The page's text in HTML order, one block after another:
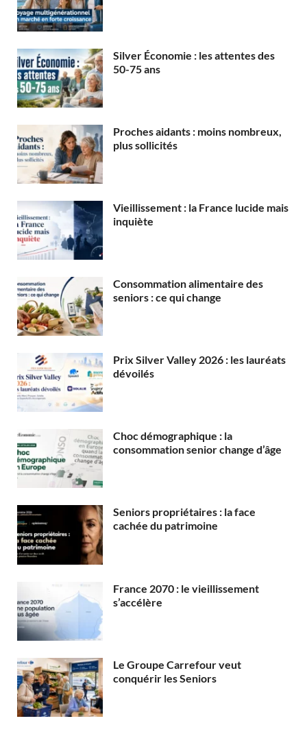
Silver Économie : les attentes des
50-75 ans
Proches aidants : moins nombreux,
plus sollicités
Vieillissement : la France lucide mais
inquiète
Consommation alimentaire des
seniors : ce qui change
Prix Silver Valley 2026 : les lauréats
dévoilés
Choc démographique : la
consommation senior change d’âge
Seniors propriétaires : la face
cachée du patrimoine
France 2070 : le vieillissement
s’accélère
Le Groupe Carrefour veut
conquérir les Seniors